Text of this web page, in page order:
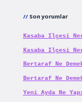
Son yorumlar
Kasaba Ilçesi
Kasaba Ilçesi
Bertaraf Ne
Bertaraf Ne
Yeni Ayda Ne